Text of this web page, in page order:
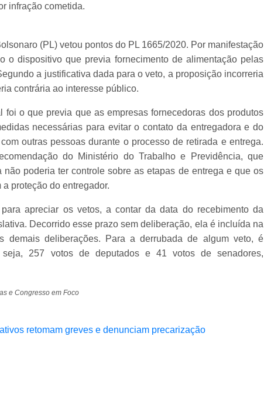
infração cometida.
(PL) vetou pontos do PL 1665/2020. Por manifestação
o dispositivo que previa fornecimento de alimentação pelas
a justificativa dada para o veto, a proposição incorreria
contrária ao interesse público.
foi o que previa que as empresas fornecedoras dos produtos
necessárias para evitar o contato da entregadora e do
outras pessoas durante o processo de retirada e entrega.
do Ministério do Trabalho e Previdência, que
poderia ter controle sobre as etapas de entrega e que os
proteção do entregador.
apreciar os vetos, a contar da data do recebimento da
Decorrido esse prazo sem deliberação, ela é incluída na
deliberações. Para a derrubada de algum veto, é
257 votos de deputados e 41 votos de senadores,
e Congresso em Foco
retomam greves e denunciam precarização